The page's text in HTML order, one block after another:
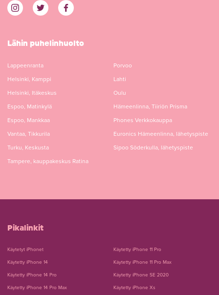
Lähin puhelinhuolto
Lappeenranta
Helsinki, Kamppi
Helsinki, Itäkeskus
Espoo, Matinkylä
Espoo, Mankkaa
Vantaa, Tikkurila
Turku, Keskusta
Tampere, kauppakeskus Ratina
Porvoo
Lahti
Oulu
Hämeenlinna, Tiiriön Prisma
Phones Verkkokauppa
Euronics Hämeenlinna, lähetyspiste
Sipoo Söderkulla, lähetyspiste
Pikalinkit
Käytetyt iPhonet
Käytetty iPhone 14
Käytetty iPhone 14 Pro
Käytetty iPhone 14 Pro Max
Käytetty iPhone 11 Pro
Käytetty iPhone 11 Pro Max
Käytetty iPhone SE 2020
Käytetty iPhone Xs